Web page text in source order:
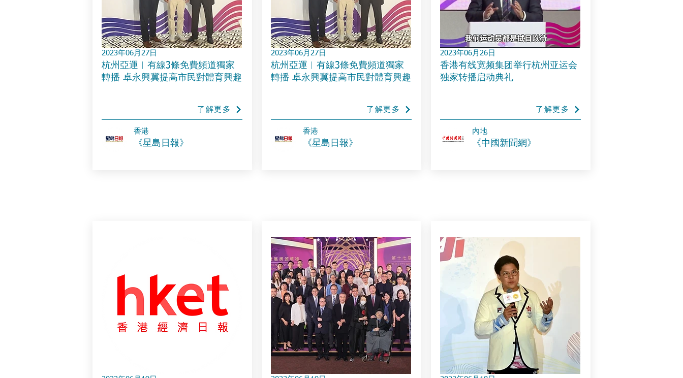
2023年06月27日
杭州亞運︱有線3條免費頻道獨家
轉播 卓永興冀提高市民對體育興趣
了解更多
香港
《星島日報》
2023年06月27日
杭州亞運︱有線3條免費頻道獨家
轉播 卓永興冀提高市民對體育興趣
了解更多
香港
《星島日報》
2023年06月26日
香港有线宽频集团举行杭州亚运会
独家转播启动典礼
了解更多
內地
《中國新聞網》